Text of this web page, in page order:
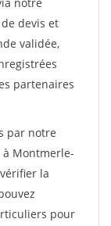
devis et
validée,
partenaires
par notre
Montmerle-
la
pour